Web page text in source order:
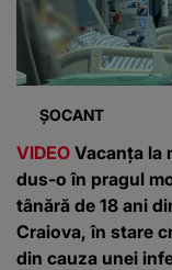
ȘOCANT
VIDEO Vacanța la
dus-o în pragul
tânără de 18 ani
Craiova, în stare
din cauza unei